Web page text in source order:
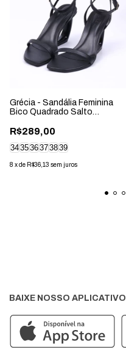
Grécia - Sandália Feminina
Bico Quadrado Salto
R$289,00
343536373839
8 xde R$36,13 sem juros
BAIXE NOSSO APLICATIVO